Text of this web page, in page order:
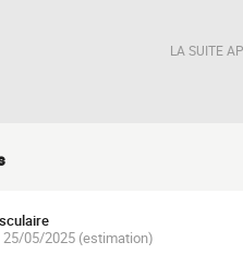
LA SUITE
05/2025 (estimation)